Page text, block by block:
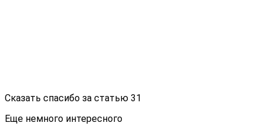
Сказать спасибо за статью 31
Еще немного интересного